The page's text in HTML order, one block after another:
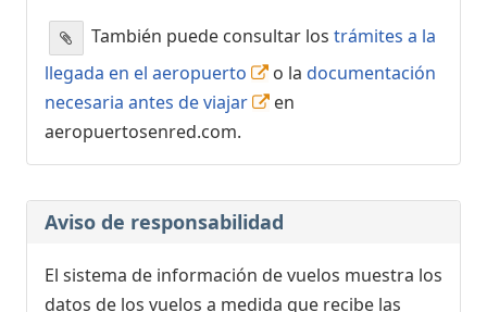
También puede consultar los trámites a la
llegada en el aeropuerto
o la documentación
necesaria antes de viajar
en
aeropuertosenred.com.
Aviso de responsabilidad
El sistema de información de vuelos muestra los
datos de los vuelos a medida que recibe las